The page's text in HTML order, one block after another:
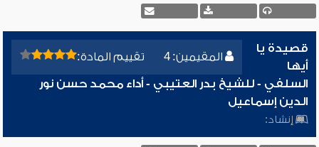
المقيمين: 4 تقييم المادة:
قصيدة يا
أيها
السلفي - للشيخ بدر العتيبي - أداء محمد حسن نور
الدين إسماعيل
إنشاد: